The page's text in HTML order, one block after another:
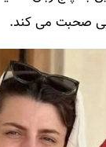
صحبت می کند.